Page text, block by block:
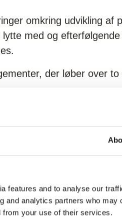
features and to analyse our
and analytics partners who may
from your use of their services.
omkring udvikling af
med og efterfølgende
der løber over to
mulighed for på 30
samarbejdspartnere.
udfordringer i forhold
Her kan både